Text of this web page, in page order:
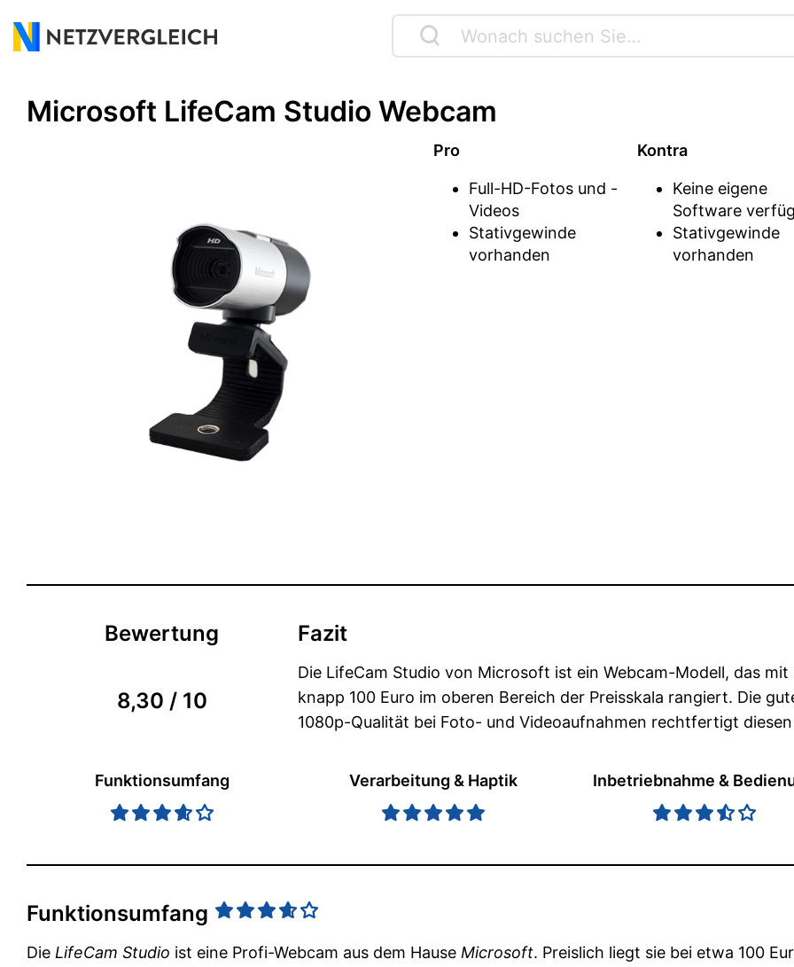
Microsoft LifeCam Studio Webcam
Pro
Full-HD-Fotos und -
Videos
Stativgewinde
vorhanden
Kontra
Keine eigene
Software
Stativgewinde
vorhanden
Bewertung
8,30 / 10
Fazit
Die LifeCam Studio von Microsoft ist ein Webcam-Modell, das mit
knapp 100 Euro im oberen Bereich der Preisskala rangiert. Die
1080p-Qualität bei Foto- und Videoaufnahmen rechtfertigt diesen
Funktionsumfang Verarbeitung & Haptik Inbetriebnahme &
Funktionsumfang
Die LifeCam Studio ist eine Profi-Webcam aus dem Hause Microsoft. Preislich liegt sie bei etwa 100